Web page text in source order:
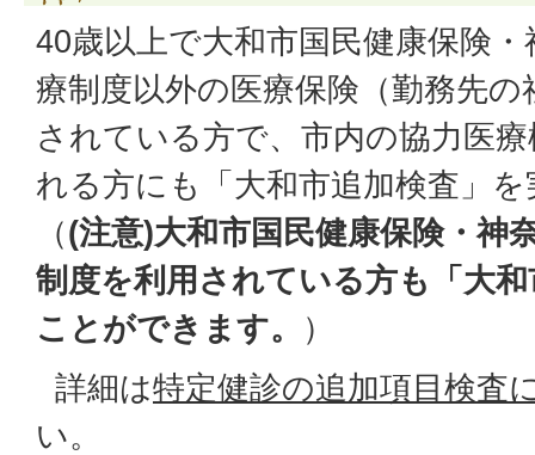
40歳以上で大和市国民健康保険
療制度以外の医療保険（勤務先
されている方で、市内の協力医
れる方にも「大和市追加検査」
（(注意)大和市国民健康保険・神
制度を利用されている方も「大
ことができます。
）
詳細は特定健診の追加項目検査
い。